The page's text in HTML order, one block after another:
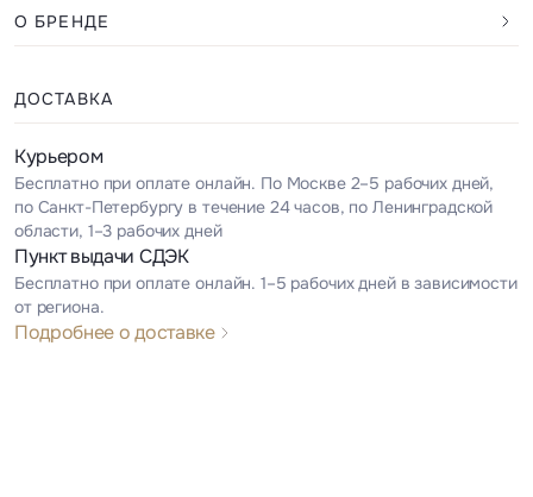
О БРЕНДЕ
ДОСТАВКА
Курьером
Бесплатно при оплате онлайн. По Москве 2–5 рабочих дней,
по Санкт-Петербургу в течение 24 часов, по Ленинградской
области, 1–3 рабочих дней
Пункт выдачи СДЭК
Бесплатно при оплате онлайн. 1–5 рабочих дней в зависимости
от региона.
Подробнее о доставке